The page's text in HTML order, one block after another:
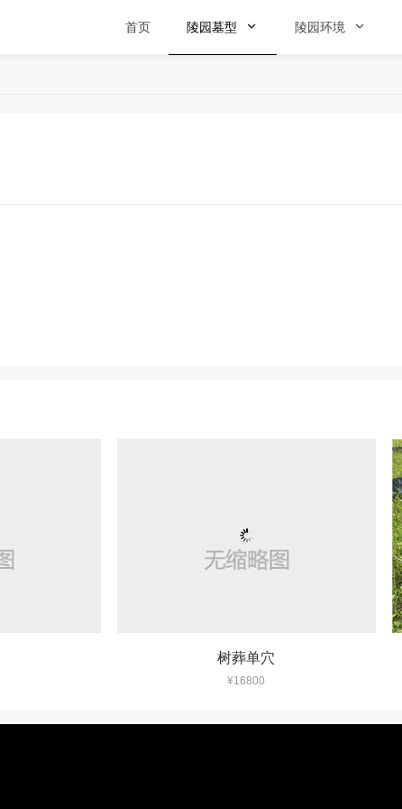
首页 陵园墓型  陵园环境 
树葬单穴
¥16800